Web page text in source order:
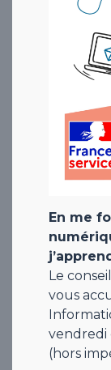
En me
Le
vous
vendredi
(hors